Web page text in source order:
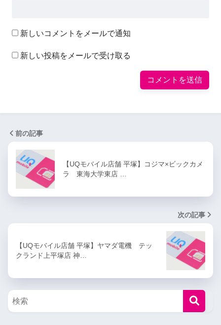
新しいコメントをメールで通知
新しい投稿をメールで受け取る
前の記事
【UQモバイル店舗 平塚】コジマ×ビックカメ
ラ 東海大学東店 …
次の記事
【UQモバイル店舗 平塚】ヤマダ電機 テッ
クランド上平塚店 神…